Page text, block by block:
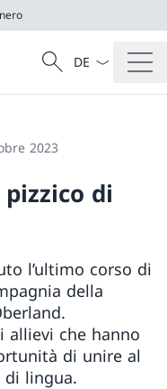
Cercare
Ricerca
Dal menu a
2023
di
l’ultimo corso di
della
allievi che hanno
di unire al
lingua.